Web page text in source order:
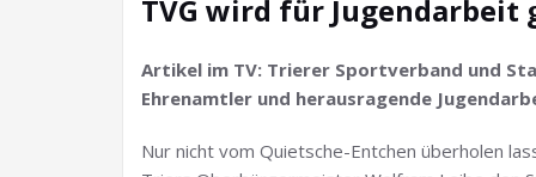
TVG wird für Jugendarbeit
Artikel im TV: Trierer Sportverband und
Ehrenamtler und herausragende
Nur nicht vom Quietsche-Entchen überholen